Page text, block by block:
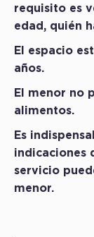
requisito es
edad, quién
El espacio
años.
El menor no
alimentos.
Es
indicaciones
servicio
menor.